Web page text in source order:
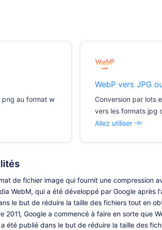
png au format w
WebP vers JPG
Conversion par lots
vers les formats jpg
Allez utiliser
de fichier image qui fournit une compression
WebM, qui a été développé par Google après
le but de réduire la taille des fichiers tout en
2011, Google a commencé à faire en sorte que
été publié dans le but de réduire la taille des